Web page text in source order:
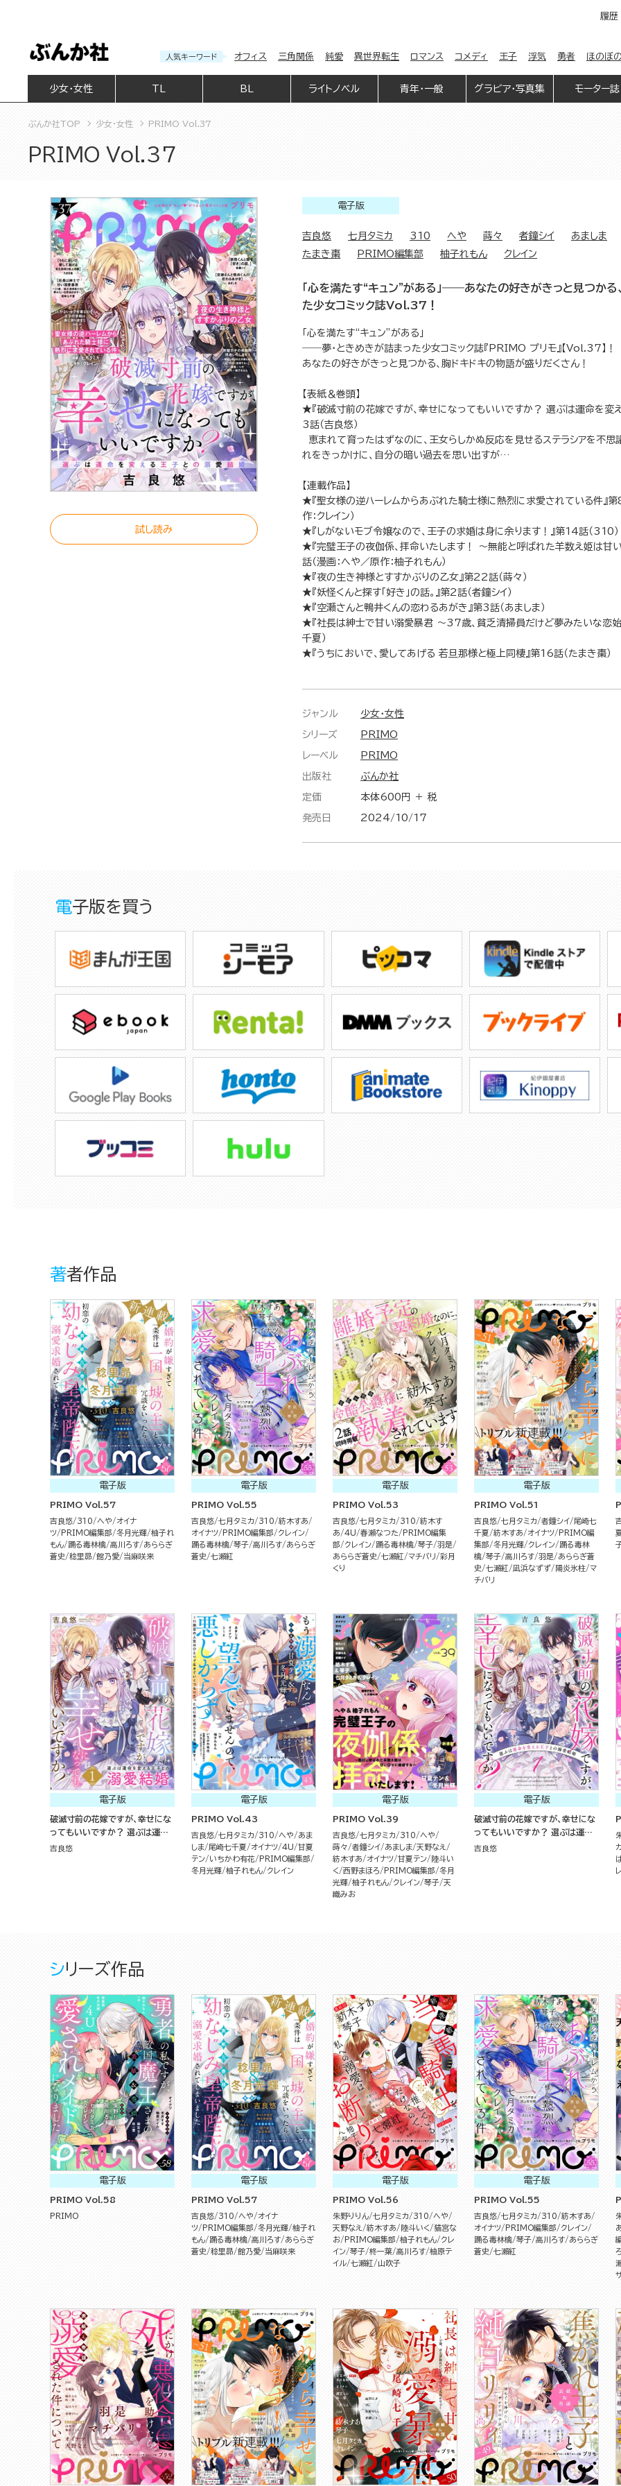
履歴
人気キーワード オフィス 三角関係 純愛 異世界転生 ロマンス コメディ 王子 浮気 勇者 ほのぼの
少女・女性 BL ライトノベル 青年・一般 グラビア・写真集 モーター誌
ぶんか社TOP 少女・女性 PRIMO Vol.37
PRIMO Vol.37
試し読み
電子版
吉良悠 七月タミカ 310 へや 蒔々 者鐘シイ あましま
たまき棗
PRIMO編集部 柚子れもん クレイン
「心を満たす“キュン”がある」――あなたの好きがきっと見つかる
た少女コミック誌Vol.37！
「心を満たす“キュン”がある」
――夢・ときめきが詰まった少女コミック誌『PRIMO プリモ』【Vol.37】！
あなたの好きがきっと見つかる、胸ドキドキの物語が盛りだくさん！
【表紙＆巻頭】
★『破滅寸前の花嫁ですが、幸せになってもいいですか？ 選ぶは運命を変
3話（吉良悠）
恵まれて育ったはずなのに、王女らしかぬ反応を見せるステラシアを不思
れをきっかけに、自分の暗い過去を思い出すが…
【連載作品】
★『聖女様の逆ハーレムからあぶれた騎士様に熱烈に求愛されている件』第8
作：クレイン）
★『しがないモブ令嬢なので、王子の求婚は身に余ります！』第14話（310）
★『完璧王子の夜伽係、拝命いたします！ ～無能と呼ばれた羊数え姫は甘
話（漫画：へや／原作：柚子れもん）
★『夜の生き神様とすすかぶりの乙女』第22話（蒔々）
★『妖怪くんと探す「好き」の話。』第2話（者鐘シイ）
★『空瀬さんと鴨井くんの恋わるあがき』第3話（あましま）
★『社長は紳士で甘い溺愛暴君 ～37歳、貧乏清掃員だけど夢みたいな恋始
千夏）
★『うちにおいで、愛してあげる 若旦那様と極上同棲』第16話（たまき棗）
ジャンル 少女・女性
シリーズ PRIMO
レーベル PRIMO
出版社 ぶんか社
定価 本体600円 ＋ 税
発売日 2024/10/17
電子版を買う
著者作品
電子版
PRIMO Vol.57
吉良悠 310 へや
オイナ
ツ
PRIMO編集部 冬月光輝 柚子れ
もん
踊る毒林檎 高川ろす
あららぎ
蒼史
稔里昴 館乃愛 当麻咲来
電子版
PRIMO Vol.55
吉良悠 七月タミカ 310
紡木すあ
オイナツ
PRIMO編集部
クレイン
踊る毒林檎 琴子 高川ろす
あららぎ
蒼史
七瀬紅
電子版
PRIMO Vol.53
吉良悠 七月タミカ 310
紡木す
あ
4U 春瀬なつた
PRIMO編集
部
クレイン 踊る毒林檎 琴子 羽是
あららぎ蒼史
七瀬紅 マチバリ
彩月
くり
電子版
PRIMO Vol.51
吉良悠 七月タミカ 者鐘シイ
尾崎七
千夏
紡木すあ オイナツ
PRIMO編
集部
冬月光輝 クレイン
踊る毒林
檎 琴子 高川ろす 羽是
あららぎ蒼
史
七瀬紅 凪浜なずず 陽炎氷柱 マ
チバリ
電子版
破滅寸前の花嫁ですが、幸せにな
ってもいいですか？ 選ぶは運命
を変える王子との溺愛結婚 （1）
吉良悠
電子版
PRIMO Vol.43
吉良悠 七月タミカ 310 へや
あま
しま
尾崎七千夏 オイナツ 4U
甘夏
テン
いちかわ有花
PRIMO編集部
冬月光輝 柚子れもん クレイン
電子版
PRIMO Vol.39
吉良悠 七月タミカ 310
へや
蒔々
者鐘シイ あましま 天野なえ
紡木すあ
オイナツ 甘夏テン
陸斗い
く
西野まほろ PRIMO編集部
冬月
光輝 柚子れもん クレイン 琴子 天
織みお
電子版
破滅寸前の花嫁ですが、幸せにな
ってもいいですか？ 選ぶは運命
を変える王子との溺愛結婚（分冊
吉良悠
カ
シリーズ作品
電子版
PRIMO Vol.58
PRIMO
電子版
PRIMO Vol.57
吉良悠 310 へや
オイナ
ツ
PRIMO編集部 冬月光輝 柚子れ
もん
踊る毒林檎 高川ろす
あららぎ
蒼史
稔里昴 館乃愛 当麻咲来
電子版
PRIMO Vol.56
朱野りりん 七月タミカ 310
へや
天野なえ
紡木すあ 陸斗いく
猫宮な
お
PRIMO編集部 柚子れもん
クレ
イン 琴子 柊一葉 高川ろす 柚原テ
イル 七瀬紅 山吹子
電子版
PRIMO Vol.55
吉良悠 七月タミカ 310
紡木すあ
オイナツ
PRIMO編集部
クレイン
踊る毒林檎 琴子 高川ろす
あららぎ
蒼史
七瀬紅